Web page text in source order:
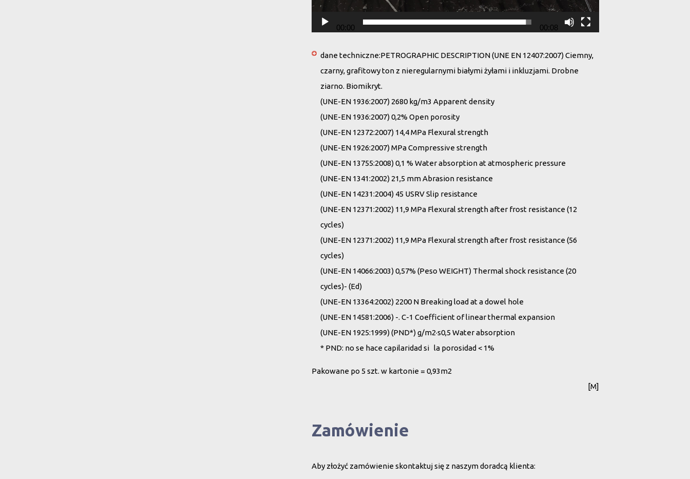
00:00 00:08
dane techniczne:PETROGRAPHIC DESCRIPTION (UNE EN 12407:2007) Ciemny,
czarny, grafitowy ton z nieregularnymi białymi żyłami i inkluzjami. Drobne
ziarno. Biomikryt.
(UNE-EN 1936:2007) 2680 kg/m3 Apparent density
(UNE-EN 1936:2007) 0,2% Open porosity
(UNE-EN 12372:2007) 14,4 MPa Flexural strength
(UNE-EN 1926:2007) MPa Compressive strength
(UNE-EN 13755:2008) 0,1 % Water absorption at atmospheric pressure
(UNE-EN 1341:2002) 21,5 mm Abrasion resistance
(UNE-EN 14231:2004) 45 USRV Slip resistance
(UNE-EN 12371:2002) 11,9 MPa Flexural strength after frost resistance (12
cycles)
(UNE-EN 12371:2002) 11,9 MPa Flexural strength after frost resistance (56
cycles)
(UNE-EN 14066:2003) 0,57% (Peso WEIGHT) Thermal shock resistance (20
cycles)- (Ed)
(UNE-EN 13364:2002) 2200 N Breaking load at a dowel hole
(UNE-EN 14581:2006) -. C-1 Coefficient of linear thermal expansion
(UNE-EN 1925:1999) (PND*) g/m2·s0,5 Water absorption
* PND: no se hace capilaridad si la porosidad < 1%
Pakowane po 5 szt. w kartonie = 0,93m2
[M]
Zamówienie
Aby złożyć zamówienie skontaktuj się z naszym doradcą klienta: